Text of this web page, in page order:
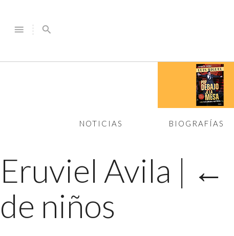
menu search
NOTICIAS BIOGRAFÍAS
Eruviel Avila | ←
de niños